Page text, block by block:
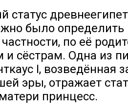
статус
было определить
по её
и сёстрам. Одна из
I, возведённая
эры, отражает
принцесс.